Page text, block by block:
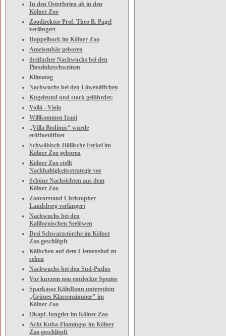
In den Osterferien ab in den
Kölner Zoo
Zoodirektor Prof. Theo B. Pagel
verlängert
Doppelbock im Kölner Zoo
Ameisenbär geboren
dreifacher Nachwuchs bei den
Pinselohrschweinen
Klimatag
Nachwuchs bei den Löwenäffchen
Kugelrund und stark gefährdet:
Voilá - Viola
Willkommen Izani
„Villa Bodinus“ wurde
eröffnetöffnet
Schwäbisch-Hällische Ferkel im
Kölner Zoo geboren
Kölner Zoo stellt
Nachhaltigkeitsstrategie vor
Schöne Nachrichten aus dem
Kölner Zoo
Zoovorstand Christopher
Landsberg verlängert
Nachwuchs bei den
Kalifornischen Seelöwen
Drei Schwarzstörche im Kölner
Zoo geschlüpft
Kälbchen auf dem Clemenshof zu
sehen
Nachwuchs bei den Süd-Pudus
Vor kurzem neu entdeckte Spezies
Sparkasse KölnBonn unterstützt
„Grünes Klassenzimmer" im
Kölner Zoo
Okapi-Jungtier im Kölner Zoo
Acht Kuba-Flamingos im Kölner
Zoo geschlüpft